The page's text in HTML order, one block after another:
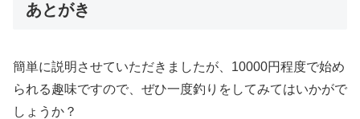
あとがき
簡単に説明させていただきましたが、10000円程度で始め
られる趣味ですので、ぜひ一度釣りをしてみてはいかがで
しょうか？